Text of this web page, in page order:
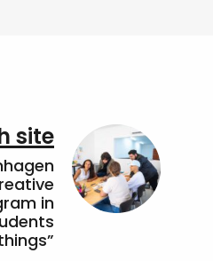
site
in